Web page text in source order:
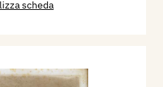
scheda